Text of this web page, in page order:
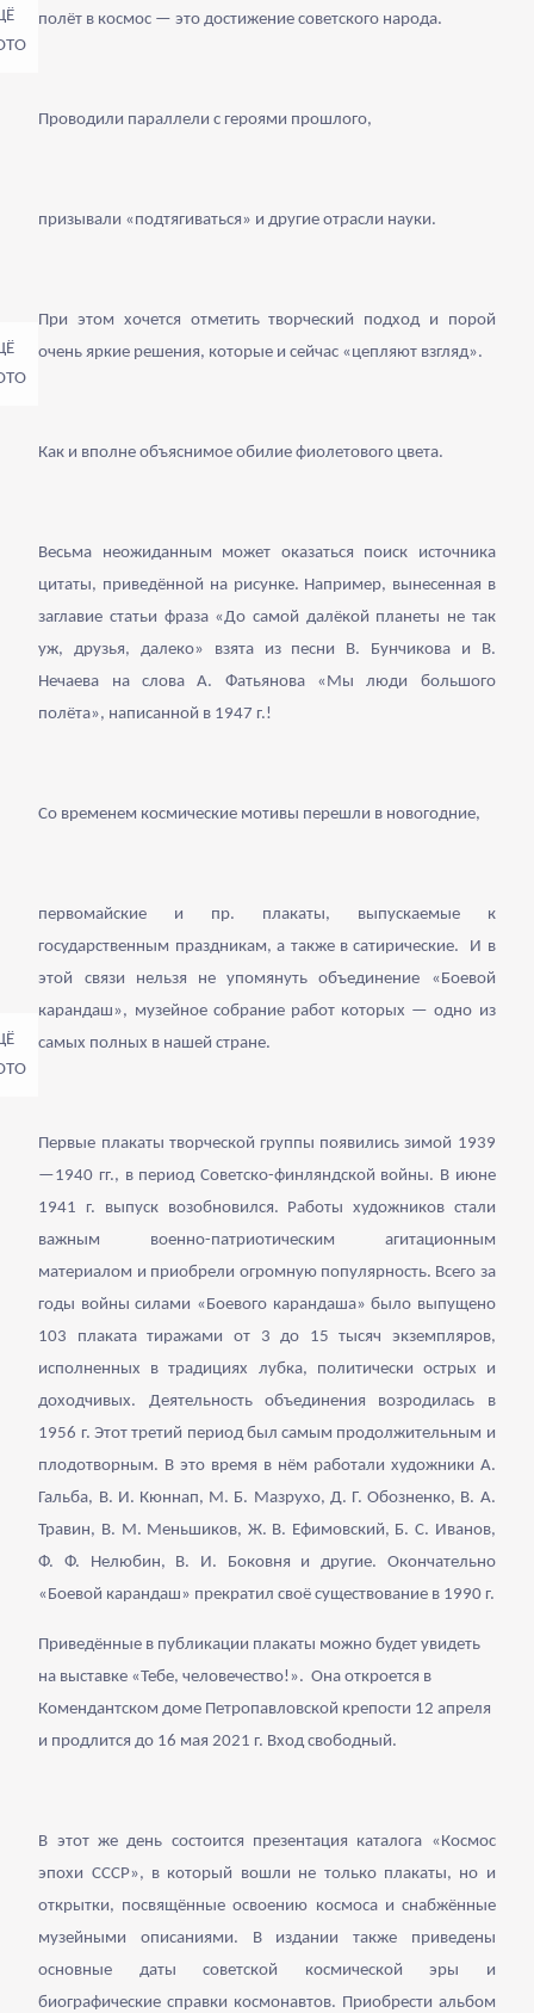
полёт в космос — это достижение советского народа.
Проводили параллели с героями прошлого,
призывали «подтягиваться» и другие отрасли науки.
При этом хочется отметить творческий подход и порой
очень яркие решения, которые и сейчас «цепляют взгляд».
Как и вполне объяснимое обилие фиолетового цвета.
Весьма неожиданным может оказаться поиск источника
цитаты, приведённой на рисунке. Например, вынесенная в
заглавие статьи фраза «До самой далёкой планеты не так
уж, друзья, далеко» взята из песни В. Бунчикова и В.
Нечаева на слова А. Фатьянова «Мы люди большого
полёта», написанной в 1947 г.!
Со временем космические мотивы перешли в новогодние,
первомайские и пр. плакаты, выпускаемые к
государственным праздникам, а также в сатирические. И в
этой связи нельзя не упомянуть объединение «Боевой
карандаш», музейное собрание работ которых — одно из
самых полных в нашей стране.
Первые плакаты творческой группы появились зимой 1939
—1940 гг., в период Советско-финляндской войны. В июне
1941 г. выпуск возобновился. Работы художников стали
важным военно-патриотическим агитационным
материалом и приобрели огромную популярность. Всего за
годы войны силами «Боевого карандаша» было выпущено
103 плаката тиражами от 3 до 15 тысяч экземпляров,
исполненных в традициях лубка, политически острых и
доходчивых. Деятельность объединения возродилась в
1956 г. Этот третий период был самым продолжительным и
плодотворным. В это время в нём работали художники А.
Гальба, В. И. Кюннап, М. Б. Мазрухо, Д. Г. Обозненко, В. А.
Травин, В. М. Меньшиков, Ж. В. Ефимовский, Б. С. Иванов,
Ф. Ф. Нелюбин, В. И. Боковня и другие. Окончательно
«Боевой карандаш» прекратил своё существование в 1990 г.
Приведённые в публикации плакаты можно будет увидеть
на выставке «Тебе, человечество!». Она откроется в
Комендантском доме Петропавловской крепости 12 апреля
и продлится до 16 мая 2021 г. Вход свободный.
В этот же день состоится презентация каталога «Космос
эпохи СССР», в который вошли не только плакаты, но и
открытки, посвящённые освоению космоса и снабжённые
музейными описаниями. В издании также приведены
основные даты советской космической эры и
биографические справки космонавтов. Приобрести альбом